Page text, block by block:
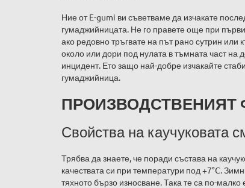
Ние от E-gumi ви съветваме да изчакате
гумаджийницата. Не го правете още при
ако редовно тръгвате на път рано сутрин или
около или дори под нулата в тъмната част на
инцидент. Ето защо най-добре изчакайте
гумаджийница.
ПРОИЗВОДСТВЕНИЯТ
Свойства на каучуковата
Трябва да знаете, че поради състава на
качествата си при температури под +7°C.
тяхното бързо износване. Така те са по-